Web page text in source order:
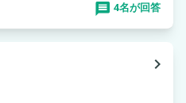
4名が回答
navigate_next